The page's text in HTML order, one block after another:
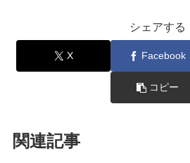
シェアする
X Facebook
コピー
関連記事